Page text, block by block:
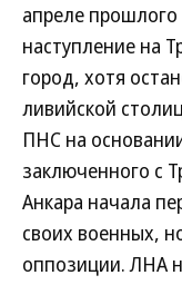
апреле
наступление на
город, хотя
ливийской
ПНС на
заключенного с
Анкара начала
своих военных,
оппозиции. ЛНА